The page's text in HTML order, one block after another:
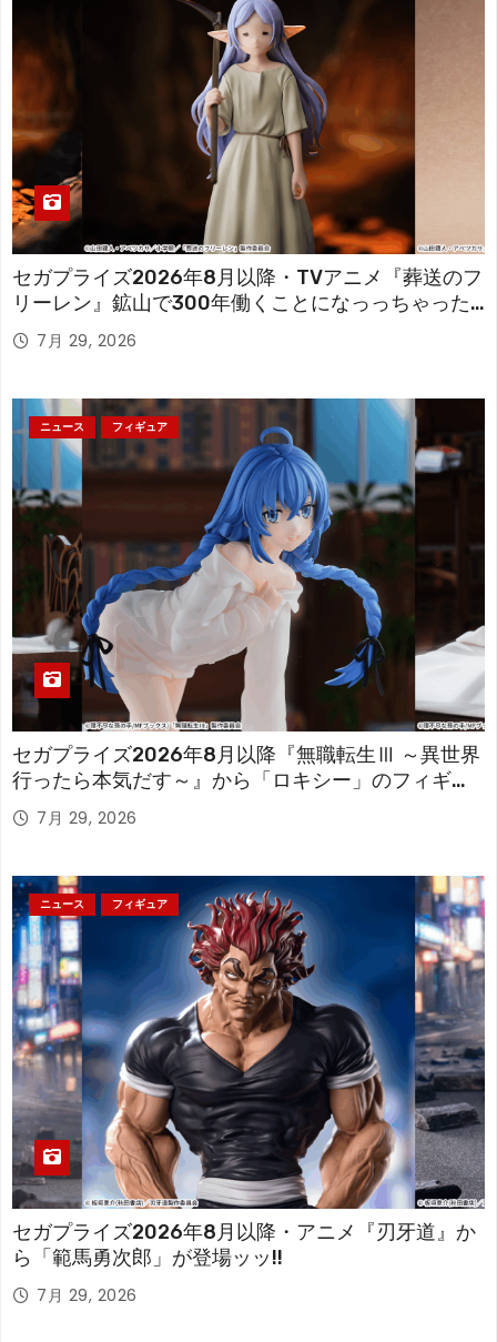
セガプライズ2026年8月以降・TVアニメ『葬送のフ
リーレン』鉱山で300年働くことになっっちゃった
「フリーレン」を立体化！
7月 29, 2026
ニュース フィギュア
セガプライズ2026年8月以降『無職転生Ⅲ ～異世界
行ったら本気だす～』から「ロキシー」のフィギュ
アが登場！
7月 29, 2026
ニュース フィギュア
セガプライズ2026年8月以降・アニメ『刃牙道』か
ら「範馬勇次郎」が登場ッッ!!
7月 29, 2026